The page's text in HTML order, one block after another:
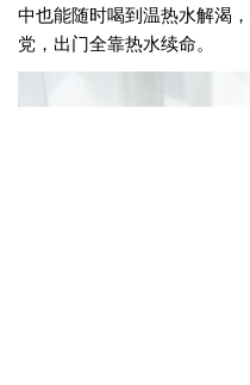
中也能随时喝到温热水解渴
党，出门全靠热水续命。